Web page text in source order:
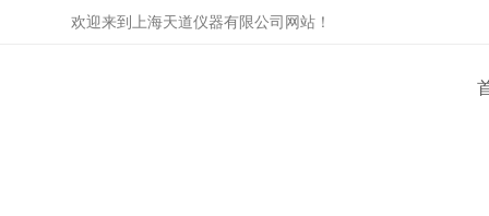
欢迎来到 上海天道仪器有限公司 网站！